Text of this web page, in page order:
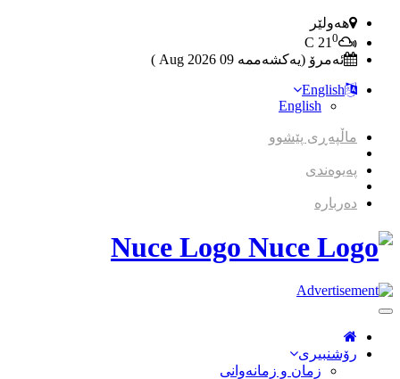
هەولێر
21 0
ئەمرۆ (یەکشەممە 09 2026 Aug )
English
English
ماڵپەڕی پێشوو
پەیوەندی
دەربارە
Nuce Logo
Toggle
Navigation
رۆشنبیری
زمان و زمانه‌وانی